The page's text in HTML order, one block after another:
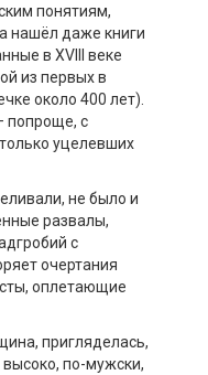
понятиям,
нашёл даже книги
в XVIII веке
из первых в
около 400 лет).
попроще, с
уцелевших
не было и
развалы,
с
очертания
оплетающие
пригляделась,
по-мужски,